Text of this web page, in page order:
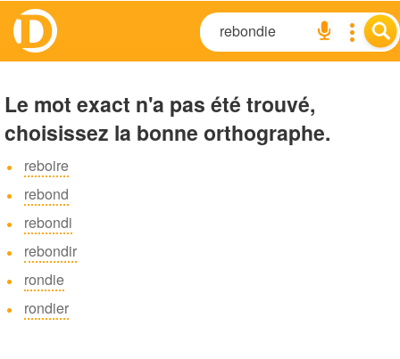
Le mot exact n'a pas été trouvé,
choisissez la bonne orthographe.
reboire
rebond
rebondi
rebondir
rondie
rondier